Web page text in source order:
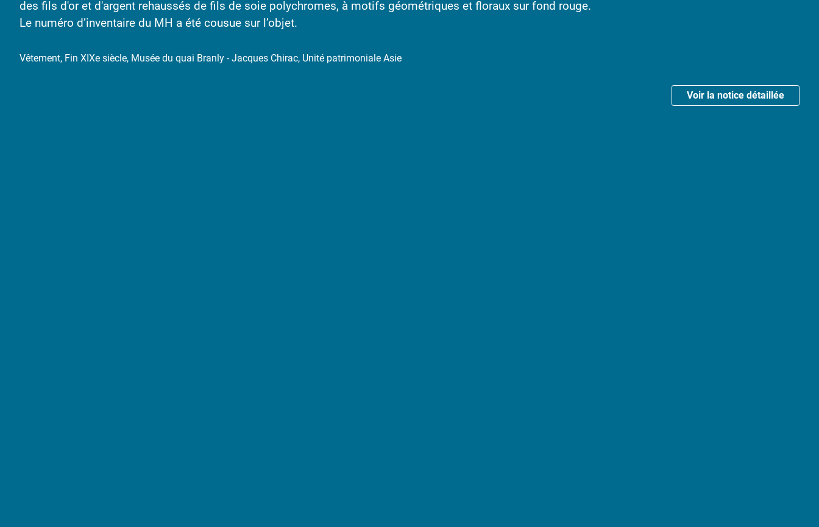
des fils d'or et d'argent rehaussés de fils de soie polychromes, à motifs géométriques et floraux sur fond rouge.
Le numéro d’inventaire du MH a été cousue sur l’objet.
Vêtement, Fin XIXe siècle, Musée du quai Branly - Jacques Chirac, Unité patrimoniale Asie
Voir la notice détaillée